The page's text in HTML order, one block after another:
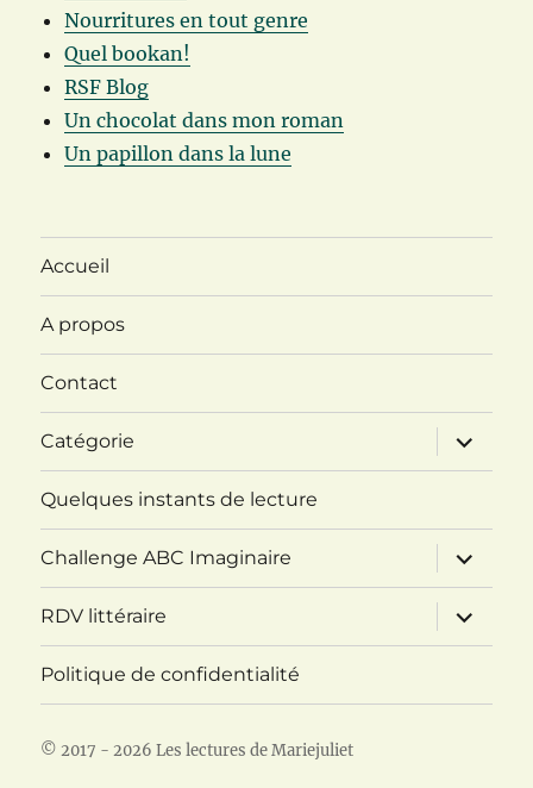
Nourritures en tout genre
Quel bookan!
RSF Blog
Un chocolat dans mon roman
Un papillon dans la lune
Accueil
A propos
Contact
Catégorie
ouvrir
le
sous-
Quelques instants de lecture
Challenge ABC Imaginaire
ouvrir
le
sous-
menu
RDV littéraire
ouvrir
le
sous-
Politique de confidentialité
© 2017 - 2026 Les lectures de Mariejuliet